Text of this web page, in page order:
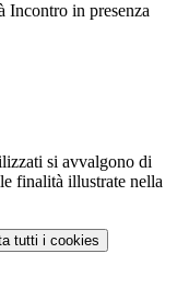
in presenza
si avvalgono di
finalità illustrate nella
tutti i cookies